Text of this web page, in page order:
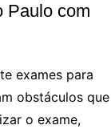
Paulo com
exames para
obstáculos que
o exame,